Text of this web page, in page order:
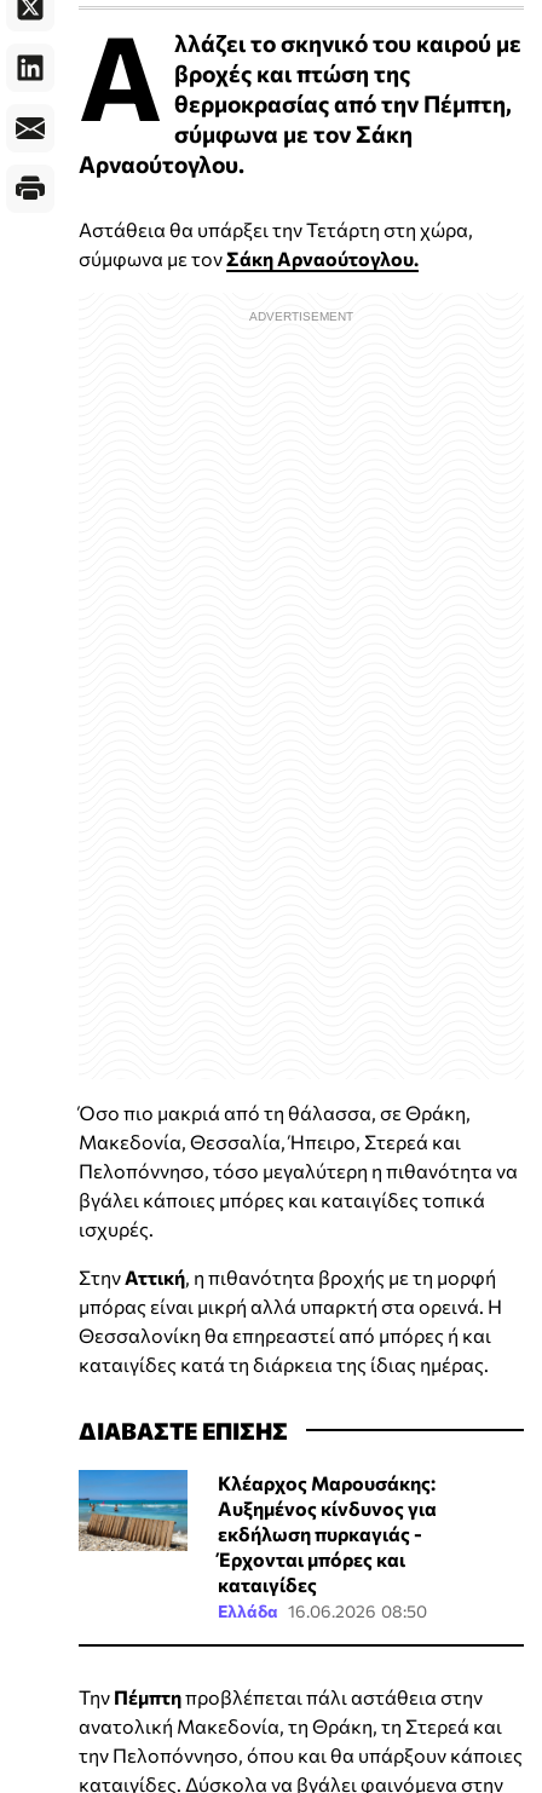
Α λλάζει το σκηνικό του καιρού με
βροχές και πτώση της
θερμοκρασίας από την Πέμπτη,
σύμφωνα με τον Σάκη
Αρναούτογλου.
Αστάθεια θα υπάρξει την Τετάρτη στη χώρα,
σύμφωνα με τονΣάκη Αρναούτογλου.
Όσο πιο μακριά από τη θάλασσα, σε Θράκη,
Μακεδονία, Θεσσαλία, Ήπειρο, Στερεά και
Πελοπόννησο, τόσο μεγαλύτερη η πιθανότητα να
βγάλει κάποιες μπόρες και καταιγίδες τοπικά
ισχυρές.
ΣτηνΑττική, η πιθανότητα βροχής με τη μορφή
μπόρας είναι μικρή αλλά υπαρκτή στα ορεινά. Η
Θεσσαλονίκη θα επηρεαστεί από μπόρες ή και
καταιγίδες κατά τη διάρκεια της ίδιας ημέρας.
ΔΙΑΒΑΣΤΕ ΕΠΙΣΗΣ
Κλέαρχος Μαρουσάκης:
Αυξημένος κίνδυνος για
εκδήλωση πυρκαγιάς -
Έρχονται μπόρες και
καταιγίδες
Ελλάδα 16.06.2026 08:50
Την Πέμπτηπροβλέπεται πάλι αστάθεια στην
ανατολική Μακεδονία, τη Θράκη, τη Στερεά και
την Πελοπόννησο, όπου και θα υπάρξουν κάποιες
καταιγίδες. Δύσκολα να βγάλει φαινόμενα στην